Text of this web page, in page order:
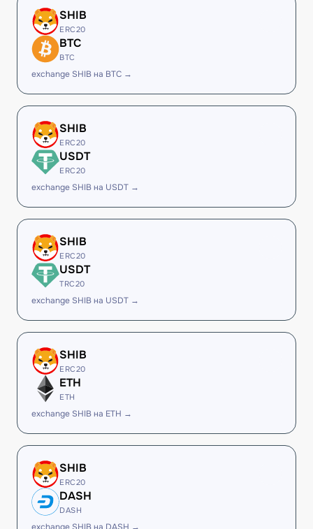
SHIB
ERC20
BTC
BTC
exchange SHIB на BTC →
SHIB
ERC20
USDT
ERC20
exchange SHIB на USDT →
SHIB
ERC20
USDT
TRC20
exchange SHIB на USDT →
SHIB
ERC20
ETH
ETH
exchange SHIB на ETH →
SHIB
ERC20
DASH
DASH